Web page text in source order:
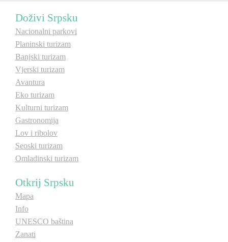
E-Brochure
Otkrij Srpsku
Doživi Srpsku
Nacionalni parkovi
Planinski turizam
Banjski turizam
Vjerski turizam
Avantura
Eko turizam
Kulturni turizam
Gastronomija
Lov i ribolov
Seoski turizam
Omladinski turizam
Otkrij Srpsku
Mapa
Info
UNESCO baština
Zanati